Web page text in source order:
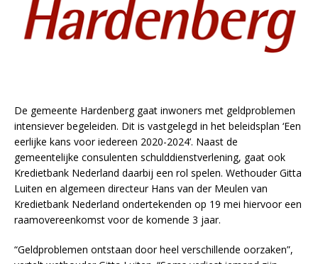
De gemeente Hardenberg gaat inwoners met geldproblemen
intensiever begeleiden. Dit is vastgelegd in het beleidsplan ‘Een
eerlijke kans voor iedereen 2020-2024’. Naast de
gemeentelijke consulenten schulddienstverlening, gaat ook
Kredietbank Nederland daarbij een rol spelen. Wethouder Gitta
Luiten en algemeen directeur Hans van der Meulen van
Kredietbank Nederland ondertekenden op 19 mei hiervoor een
raamovereenkomst voor de komende 3 jaar.
“Geldproblemen ontstaan door heel verschillende oorzaken”,